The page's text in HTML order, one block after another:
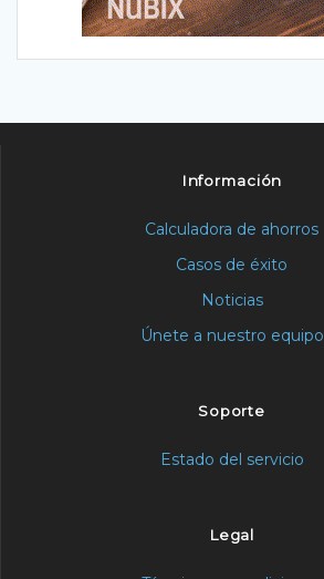
Información
Calculadora de ahorros
Casos de éxito
Noticias
Únete a nuestro equipo
Soporte
Estado del servicio
Legal